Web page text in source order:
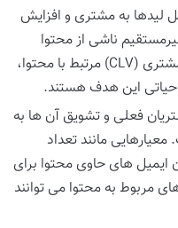
لیدها به مشتری و افزایش
ناشی از محتوا
(Attribution)، ارزش طول عمر مشتری (CLV) مرتبط با محتوا،
حیاتی این هدف هستند.
فعلی و تشویق آن ها به
مانند تعداد
ایمیل های حاوی محتوا برای
مربوط به محتوا می توانند